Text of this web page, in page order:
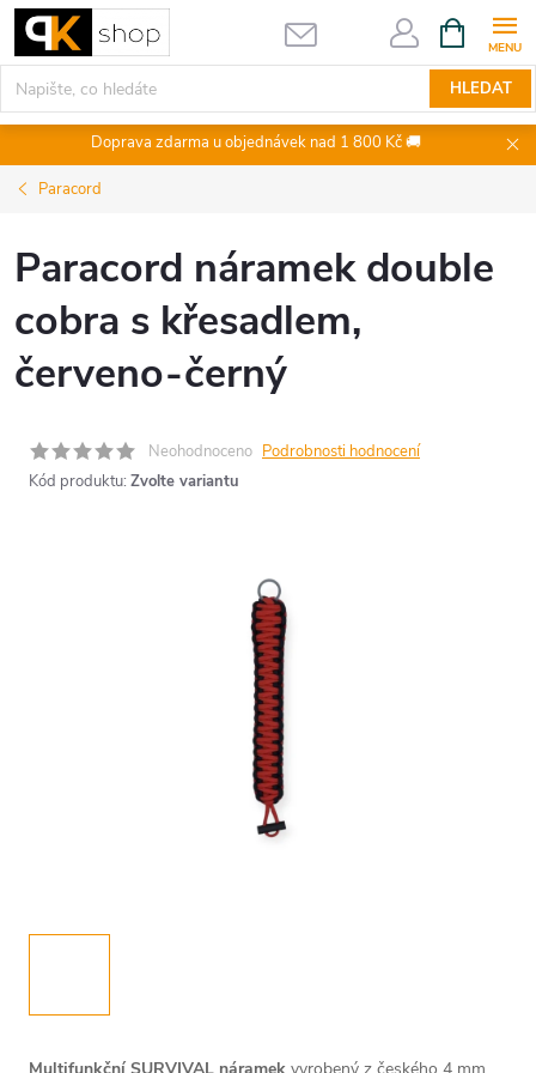
Přejít
obsah
HLEDAT
NÁKUPNÍ
KOŠÍK
Doprava zdarma u objednávek nad 1 800 Kč 🚚
Paracord
Paracord náramek double
cobra s křesadlem,
červeno-černý
Neohodnoceno Podrobnosti hodnocení
Kód produktu: Zvolte variantu